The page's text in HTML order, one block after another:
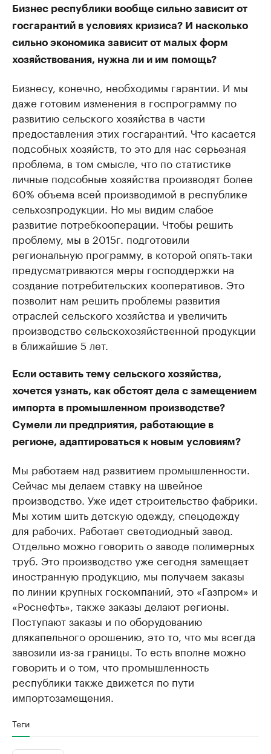
Бизнес республики вообще сильно зависит от
госгарантий в условиях кризиса? И насколько
сильно экономика зависит от малых форм
хозяйствования, нужна ли и им помощь?
Бизнесу, конечно, необходимы гарантии. И мы
даже готовим изменения в госпрограмму по
развитию сельского хозяйства в части
предоставления этих госгарантий. Что касается
подсобных хозяйств, то это для нас серьезная
проблема, в том смысле, что по статистике
личные подсобные хозяйства производят более
60% объема всей производимой в республике
сельхозпродукции. Но мы видим слабое
развитие потребкооперации. Чтобы решить
проблему, мы в 2015г. подготовили
региональную программу, в которой опять-таки
предусматриваются меры господдержки на
создание потребительских кооперативов. Это
позволит нам решить проблемы развития
отраслей сельского хозяйства и увеличить
производство сельскохозяйственной продукции
в ближайшие 5 лет.
Если оставить тему сельского хозяйства,
хочется узнать, как обстоят дела с замещением
импорта в промышленном производстве?
Сумели ли предприятия, работающие в
регионе, адаптироваться к новым условиям?
Мы работаем над развитием промышленности.
Сейчас мы делаем ставку на швейное
производство. Уже идет строительство фабрики.
Мы хотим шить детскую одежду, спецодежду
для рабочих. Работает светодиодный завод.
Отдельно можно говорить о заводе полимерных
труб. Это производство уже сегодня замещает
иностранную продукцию, мы получаем заказы
по линии крупных госкомпаний, это «Газпром» и
«Роснефть», также заказы делают регионы.
Поступают заказы и по оборудованию
длякапельного орошению, это то, что мы всегда
завозили из-за границы. То есть вполне можно
говорить и о том, что промышленность
республики также движется по пути
импортозамещения.
Теги